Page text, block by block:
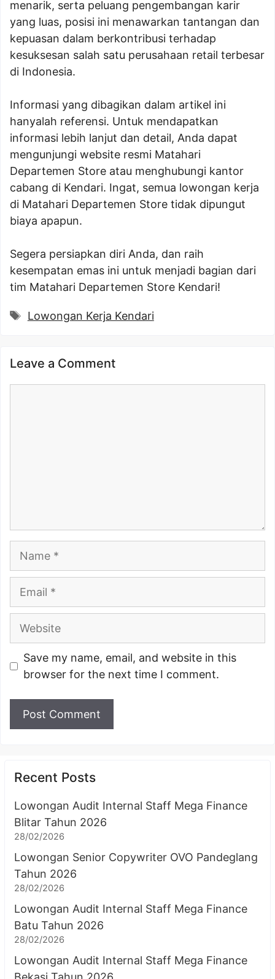
menarik, serta peluang pengembangan karir
yang luas, posisi ini menawarkan tantangan dan
kepuasan dalam berkontribusi terhadap
kesuksesan salah satu perusahaan retail terbesar
di Indonesia.
Informasi yang dibagikan dalam artikel ini
hanyalah referensi. Untuk mendapatkan
informasi lebih lanjut dan detail, Anda dapat
mengunjungi website resmi Matahari
Departemen Store atau menghubungi kantor
cabang di Kendari. Ingat, semua lowongan kerja
di Matahari Departemen Store tidak dipungut
biaya apapun.
Segera persiapkan diri Anda, dan raih
kesempatan emas ini untuk menjadi bagian dari
tim Matahari Departemen Store Kendari!
Tags
Lowongan Kerja Kendari
Leave a Comment
Website
Save my name, email, and website in this
browser for the next time I comment.
Recent Posts
Lowongan Audit Internal Staff Mega Finance
Blitar Tahun 2026
28/02/2026
Lowongan Senior Copywriter OVO Pandeglang
Tahun 2026
28/02/2026
Lowongan Audit Internal Staff Mega Finance
Batu Tahun 2026
28/02/2026
Lowongan Audit Internal Staff Mega Finance